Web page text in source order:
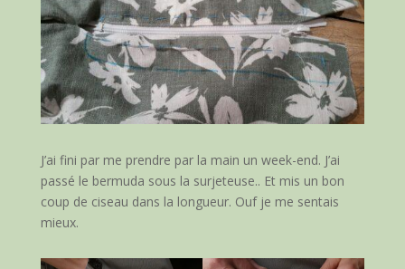
J’ai fini par me prendre par la main un week-end. J’ai
passé le bermuda sous la surjeteuse.. Et mis un bon
coup de ciseau dans la longueur. Ouf je me sentais
mieux.